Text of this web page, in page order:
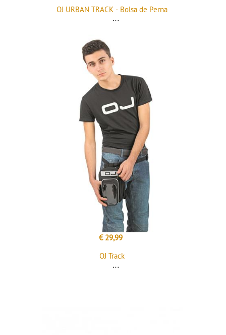
OJ URBAN TRACK - Bolsa de Perna
€ 29,99
OJ Track